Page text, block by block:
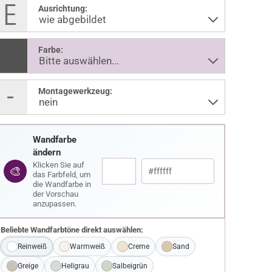
Ausrichtung:
Farbe:
Montagewerkzeug:
🎨
Wandfarbe
ändern
Klicken Sie auf
das Farbfeld, um
die Wandfarbe in
der Vorschau
anzupassen.
Beliebte Wandfarbtöne direkt auswählen:
Reinweiß Warmweiß Creme Sand
Greige Hellgrau Salbeigrün